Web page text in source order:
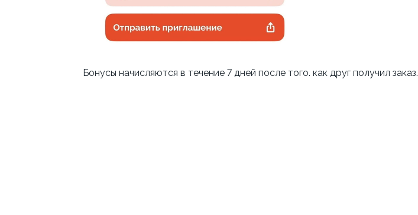
Бонусы начисляются в течение 7 дней после того. как друг получил заказ.